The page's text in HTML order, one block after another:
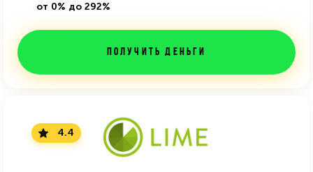
от 0% до 292%
Получить деньги
4.4